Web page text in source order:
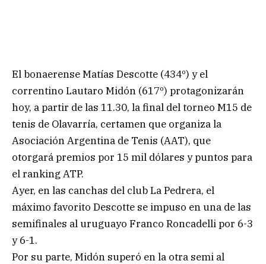
El bonaerense Matías Descotte (434º) y el
correntino Lautaro Midón (617º) protagonizarán
hoy, a partir de las 11.30, la final del torneo M15 de
tenis de Olavarría, certamen que organiza la
Asociación Argentina de Tenis (AAT), que
otorgará premios por 15 mil dólares y puntos para
el ranking ATP.
Ayer, en las canchas del club La Pedrera, el
máximo favorito Descotte se impuso en una de las
semifinales al uruguayo Franco Roncadelli por 6-3
y 6-1.
Por su parte, Midón superó en la otra semi al